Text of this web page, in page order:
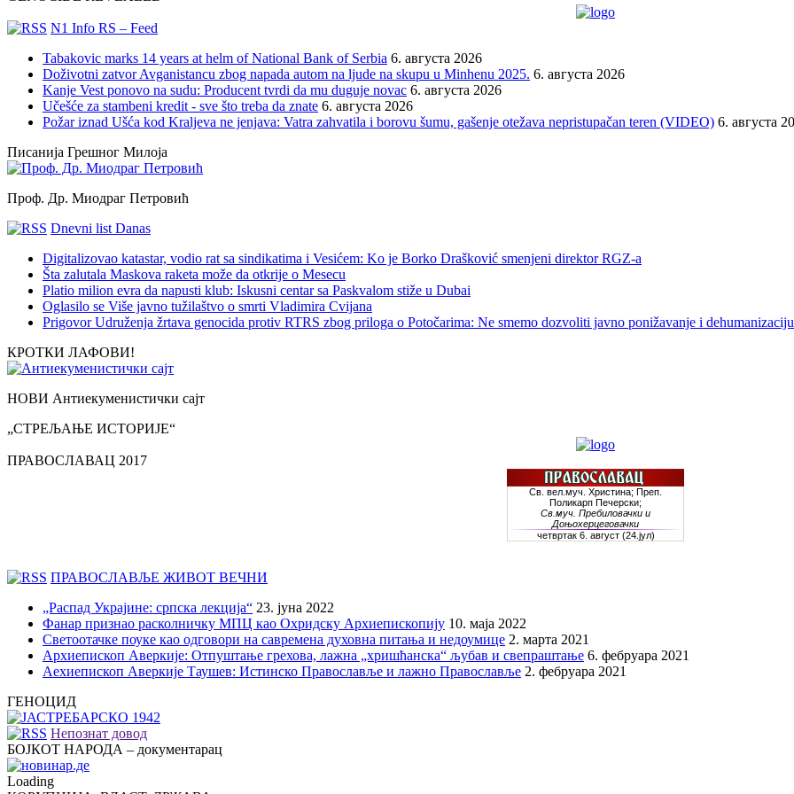
N1 Info RS – Feed
Tabakovic marks 14 years at helm of National Bank of Serbia 6. августа 2026
Doživotni zatvor Avganistancu zbog napada autom na ljude na skupu u Minhenu 2025. 6. августа 2026
Kanje Vest ponovo na sudu: Producent tvrdi da mu duguje novac 6. августа 2026
Učešće za stambeni kredit - sve što treba da znate 6. августа 2026
Požar iznad Ušća kod Kraljeva ne jenjava: Vatra zahvatila i borovu šumu, gašenje otežava nepristupačan teren (VIDEO) 6. августа
Писанија Грешног Милоја
Проф. Др. Миодраг Петровић
Dnevni list Danas
Digitalizovao katastar, vodio rat sa sindikatima i Vesićem: Ko je Borko Drašković smenjeni direktor RGZ-a
Šta zalutala Maskova raketa može da otkrije o Mesecu
Platio milion evra da napusti klub: Iskusni centar sa Paskvalom stiže u Dubai
Oglasilo se Više javno tužilaštvo o smrti Vladimira Cvijana
Prigovor Udruženja žrtava genocida protiv RTRS zbog priloga o Potočarima: Ne smemo dozvoliti javno ponižavanje i
КРОТКИ ЛАФОВИ!
НОВИ Антиекуменистички сајт
„СТРЕЉАЊЕ ИСТОРИЈЕ“
ПРАВОСЛАВАЦ 2017
ПРАВОСЛАВЉЕ ЖИВОТ ВЕЧНИ
„Распад Украјине: српска лекција“ 23. јуна 2022
Фанар признао расколничку МПЦ као Охридску Архиепископију 10. маја 2022
Светоотачке поуке као одговори на савремена духовна питања и недоумице 2. марта 2021
Архиепископ Аверкије: Отпуштање грехова, лажна „хришћанска“ љубав и свепраштање 6. фебруара 2021
Аехиепископ Аверкије Таушев: Истинско Православље и лажно Православље 2. фебруара 2021
ГЕНОЦИД
Непознат довод
БОЈКОТ НАРОДА – документарац
Loading